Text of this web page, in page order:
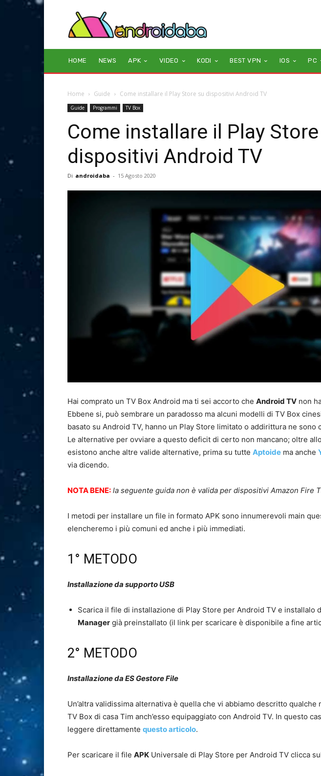
HOME NEWS APK VIDEO KODI BEST VPN IOS PC
Home Guide Come installare il Play Store su dispositivi Android TV
Guide Programmi TV Box
Come installare il Play
dispositivi Android TV
Di androidaba - 15 Agosto 2020
Hai comprato un TV Box Android ma ti sei accorto che Android TV non
Ebbene si, può sembrare un paradosso ma alcuni modelli di TV Box
basato su Android TV, hanno un Play Store limitato o addirittura ne sono
Le alternative per ovviare a questo deficit di certo non mancano; oltre
esistono anche altre valide alternative, prima su tutte Aptoide ma anche
via dicendo.
NOTA BENE: la seguente guida non è valida per dispositivi Amazon Fire
I metodi per installare un file in formato APK sono innumerevoli main
elencheremo i più comuni ed anche i più immediati.
1° METODO
Installazione da supporto USB
Scarica il file di installazione di Play Store per Android TV e installalo
Manager già preinstallato (il link per scaricare è disponibile a fine
2° METODO
Installazione da ES Gestore File
Un’altra validissima alternativa è quella che vi abbiamo descritto qualche
TV Box di casa Tim anch’esso equipaggiato con Android TV. In questo
leggere direttamente questo articolo.
Per scaricare il file APK Universale di Play Store per Android TV clicca